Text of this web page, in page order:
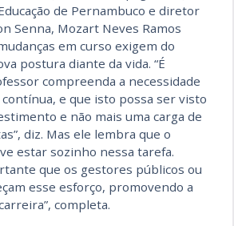
de Pernambuco e diretor
Senna, Mozart Neves Ramos
em curso exigem do
postura diante da vida. “É
compreenda a necessidade
e que isto possa ser visto
e não mais uma carga de
diz. Mas ele lembra que o
estar sozinho nessa tarefa.
que os gestores públicos ou
esse esforço, promovendo a
completa.